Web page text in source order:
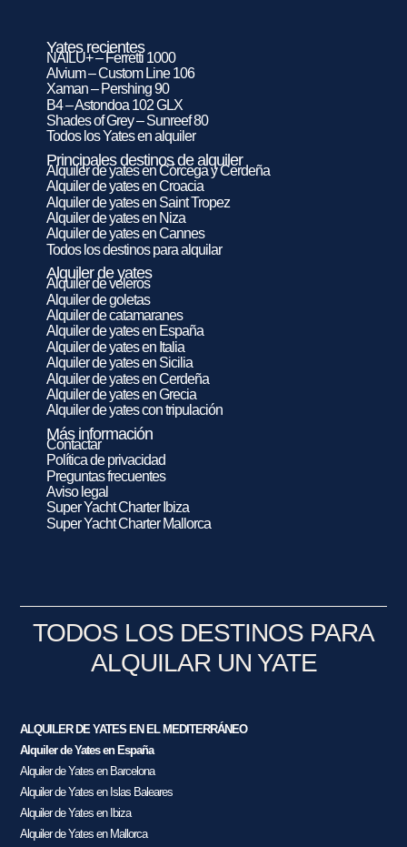
Yates recientes
NAILU+ – Ferretti 1000
Alvium – Custom Line 106
Xaman – Pershing 90
B4 – Astondoa 102 GLX
Shades of Grey – Sunreef 80
Todos los Yates en alquiler
Principales destinos de alquiler
Alquiler de yates en Córcega y Cerdeña
Alquiler de yates en Croacia
Alquiler de yates en Saint Tropez
Alquiler de yates en Niza
Alquiler de yates en Cannes
Todos los destinos para alquilar
Alquiler de yates
Alquiler de veleros
Alquiler de goletas
Alquiler de catamaranes
Alquiler de yates en España
Alquiler de yates en Italia
Alquiler de yates en Sicilia
Alquiler de yates en Cerdeña
Alquiler de yates en Grecia
Alquiler de yates con tripulación
Más información
Contactar
Política de privacidad
Preguntas frecuentes
Aviso legal
Super Yacht Charter Ibiza
Super Yacht Charter Mallorca
TODOS LOS DESTINOS PARA
ALQUILAR UN YATE
ALQUILER DE YATES EN EL MEDITERRÁNEO
Alquiler de Yates en España
Alquiler de Yates en Barcelona
Alquiler de Yates en Islas Baleares
Alquiler de Yates en Ibiza
Alquiler de Yates en Mallorca